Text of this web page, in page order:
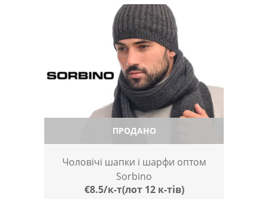
ПРОДАНО
Чоловічі шапки і шарфи оптом
Sorbino
€8.5/к-т(лот 12 к-тів)